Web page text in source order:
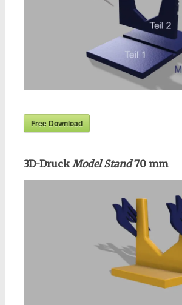
Free Download
3D-DruckModel Stand70 mm